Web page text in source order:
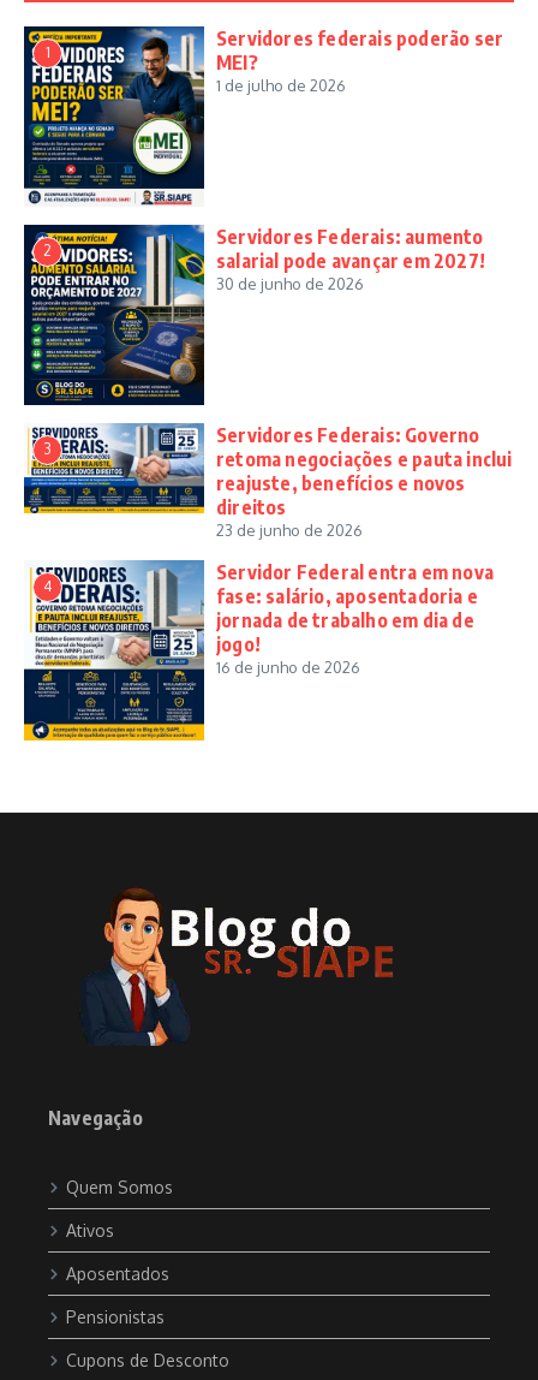
1
Servidores federais poderão ser
MEI?
1 de julho de 2026
2
Servidores Federais: aumento
salarial pode avançar em 2027!
30 de junho de 2026
3
Servidores Federais: Governo
retoma negociações e pauta inclui
reajuste, benefícios e novos
direitos
23 de junho de 2026
4
Servidor Federal entra em nova
fase: salário, aposentadoria e
jornada de trabalho em dia de
jogo!
16 de junho de 2026
Navegação
Quem Somos
Ativos
Aposentados
Pensionistas
Cupons de Desconto